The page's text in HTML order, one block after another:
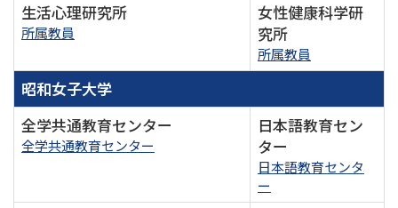
生活心理研究所
所属教員
女性健康科学研
究所
所属教員
昭和女子大学
全学共通教育センター
全学共通教育センター
日本語教育セン
ター
日本語教育センタ
ー